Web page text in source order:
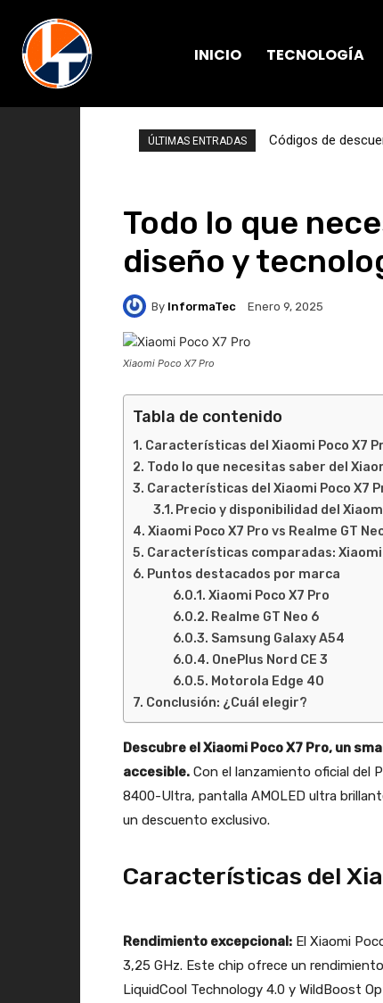
INICIO TECNOLOGÍA
ÚLTIMAS ENTRADAS Códigos de
Todo lo que
diseño y
By InformaTec Enero 9, 2025
Xiaomi Poco X7 Pro
Tabla de contenido
Características del Xiaomi Poco X7
Todo lo que necesitas saber del
Características del Xiaomi Poco X7
Precio y disponibilidad del
Xiaomi Poco X7 Pro vs Realme GT
Características comparadas: Xiaomi
Puntos destacados por marca
Xiaomi Poco X7 Pro
Realme GT Neo 6
Samsung Galaxy A54
OnePlus Nord CE 3
Motorola Edge 40
Conclusión: ¿Cuál elegir?
Descubre el Xiaomi Poco X7 Pro, un
accesible. Con el lanzamiento oficial del
8400-Ultra, pantalla AMOLED ultra
un descuento exclusivo.
Características del
Rendimiento excepcional: El Xiaomi
3,25 GHz. Este chip ofrece un
LiquidCool Technology 4.0 y WildBoost